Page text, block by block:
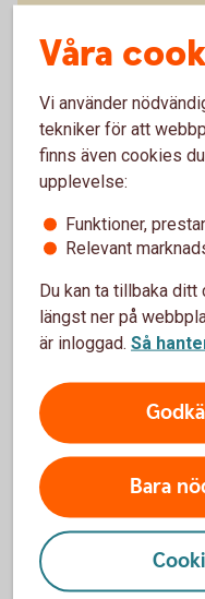
Parisavtalet, vilket
låga utsläpp av
sex olika fonder
Access Edge USA
Access Edge
Access Edge
Access Edge
Access Edge
Swedbank Robur
utveckling
Indexfonder
– för vem
Vem passar de?
Våra
Vi använder
tekniker för att
finns även cookies
upplevelse:
Funktioner,
Relevant
Du kan ta tillbaka
längst ner på
är inloggad. Så
Bara